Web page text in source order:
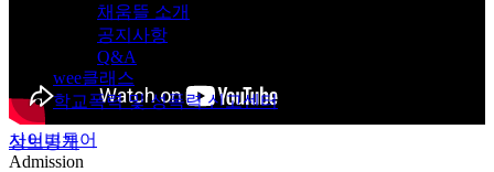
채움뜰 소개
공지사항
Q&A
wee클래스
학교폭력 및 성폭력 신고센터
정보공개
사이버투어
Admission